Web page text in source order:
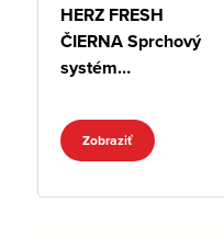
HERZ FRESH
ČIERNA Sprchový
systém
DUO
Zobraziť